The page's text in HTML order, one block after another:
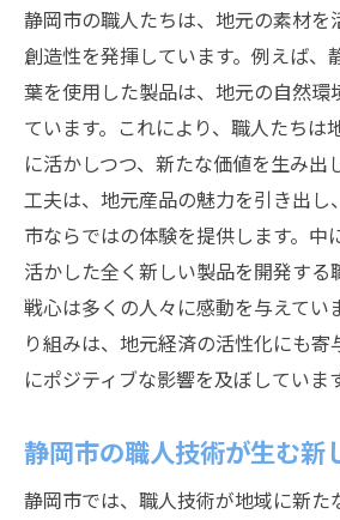
静岡市の職人たちは、地元の素材を
創造性を発揮しています。例えば、
葉を使用した製品は、地元の自然環
ています。これにより、職人たちは
に活かしつつ、新たな価値を生み出
工夫は、地元産品の魅力を引き出し
市ならではの体験を提供します。中
活かした全く新しい製品を開発する
戦心は多くの人々に感動を与えてい
り組みは、地元経済の活性化にも
にポジティブな影響を及ぼしていま
静岡市の職人技術が生む新
静岡市では、職人技術が地域に新た